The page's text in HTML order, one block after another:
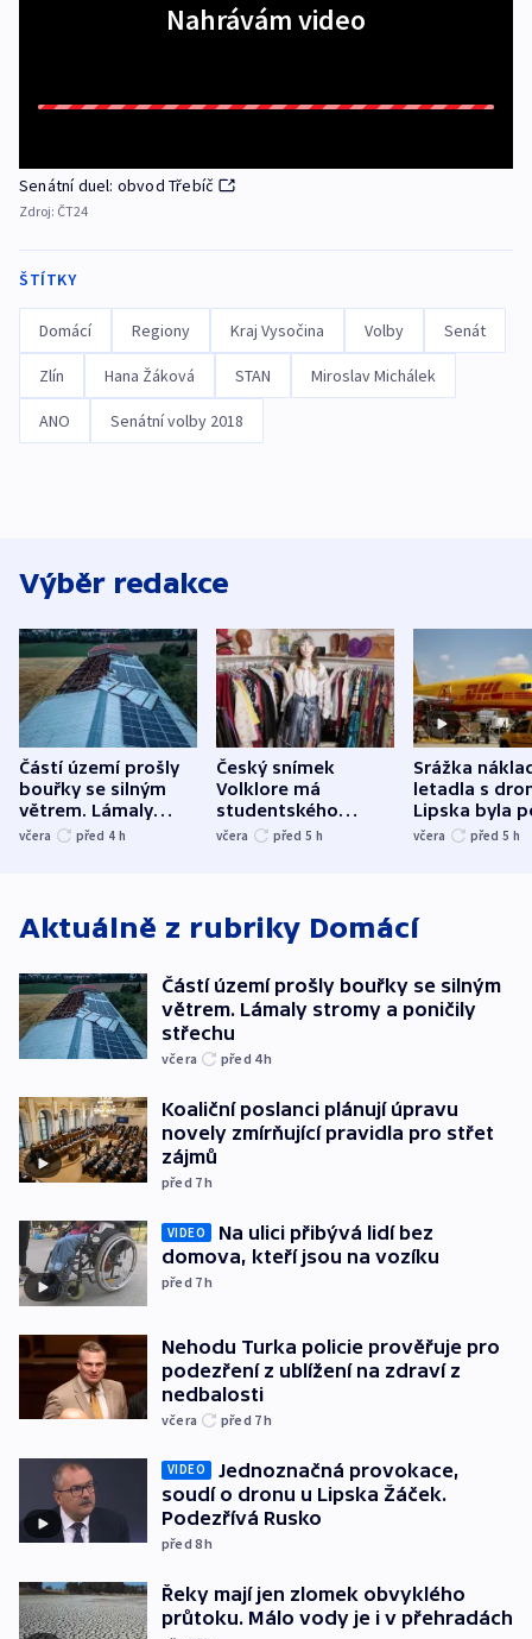
Nahrávám video
Senátní duel: obvod Třebíč
Zdroj: ČT24
ŠTÍTKY
Domácí Regiony Kraj Vysočina Volby Senát
Zlín Hana Žáková STAN Miroslav Michálek
ANO Senátní volby 2018
Výběr redakce
Částí území prošly
bouřky se silným
větrem. Lámaly
stromy a poničily
včera před 4 h
Český snímek
Volklore má
studentského
Oscara, zabojuje o
včera před 5 h
Srážka
letadla s
Lipska byla
německého
včera před 5 h
Aktuálně z rubriky Domácí
Částí území prošly bouřky se silným
větrem. Lámaly stromy a poničily
střechu
včera před 4h
Koaliční poslanci plánují úpravu
novely zmírňující pravidla pro střet
zájmů
před 7h
VIDEO
Na ulici přibývá lidí bez
domova, kteří jsou na vozíku
před 7h
Nehodu Turka policie prověřuje pro
podezření z ublížení na zdraví z
nedbalosti
včera před 7h
VIDEO
Jednoznačná provokace,
soudí o dronu u Lipska Žáček.
Podezřívá Rusko
před 8h
Řeky mají jen zlomek obvyklého
průtoku. Málo vody je i v přehradách